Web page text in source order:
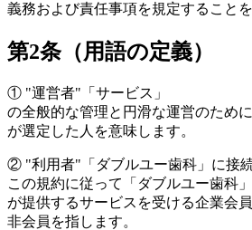
義務および責任事項を規定すること
第2条（用語の定義）
① "運営者" 「サービス」
の全般的な管理と円滑な運営のために
が選定した人を意味します。
② "利用者" 「ダブルユー歯科」に接
この規約に従って「ダブルユー歯科」
が提供するサービスを受ける企業会
非会員を指します。